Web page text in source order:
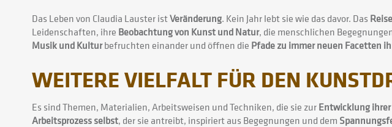
Das Leben von Claudia Lauster istVeränderung. Kein Jahr lebt sie wie das davor. Das
Leidenschaften, ihre Beobachtung von Kunst und Natur, die menschlichen
Musik und Kulturbefruchten einander und öffnen die Pfade zu immer neuen Facetten
WEITERE VIELFALT FÜR DEN
Es sind Themen, Materialien, Arbeitsweisen und Techniken, die sie zurEntwicklung
Arbeitsprozess selbst, der sie antreibt, inspiriert aus Begegnungen und dem